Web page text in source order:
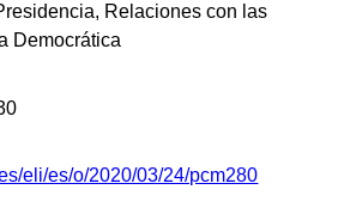
Relaciones con las
Democrática
eli/es/o/2020/03/24/pcm280